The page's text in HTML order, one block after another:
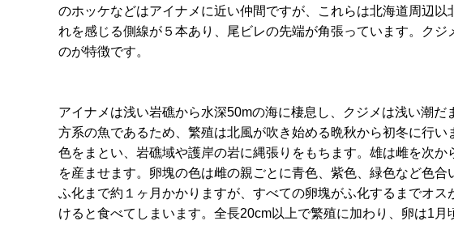
のホッケなどはアイナメに近い仲間ですが、これらは北海道周辺
れを感じる側線が５本あり、尾ビレの先端が角張っています。ク
のが特徴です。
アイナメは浅い岩礁から水深50mの海に棲息し、クジメは浅い潮
方系の魚であるため、繁殖は北風が吹き始める晩秋から初冬に行
色をまとい、岩礁域や護岸の岩に縄張りをもちます。雄は雌を次か
を産ませます。卵塊の色は雌の親ごとに青色、紫色、緑色など色
ふ化まで約１ヶ月かかりますが、すべての卵塊がふ化するまでオ
けると食べてしまいます。全長20cm以上で繁殖に加わり、卵は1